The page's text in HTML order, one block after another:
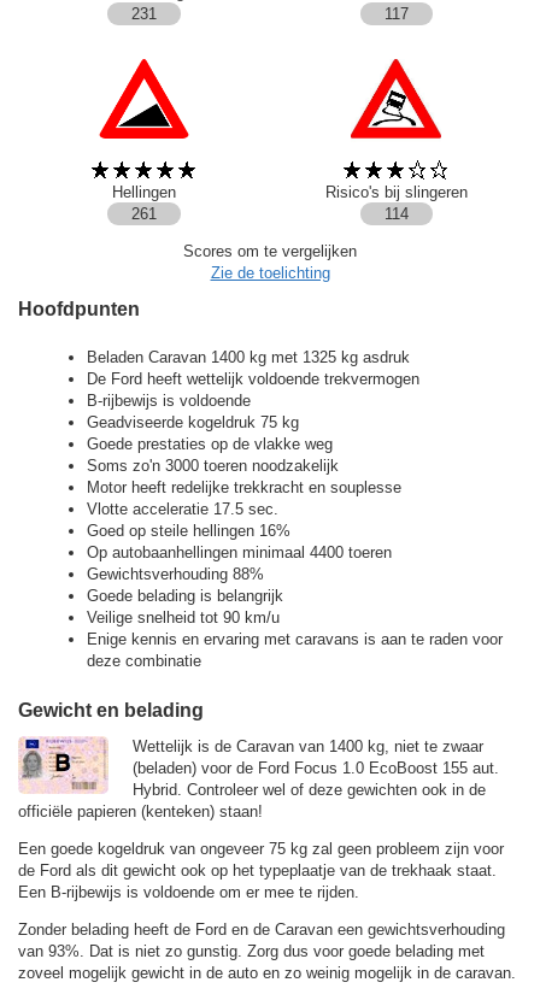
231
117
Hellingen
Risico's bij slingeren
261
114
Scores om te vergelijken
Zie de toelichting
Hoofdpunten
Beladen Caravan 1400 kg met 1325 kg asdruk
De Ford heeft wettelijk voldoende trekvermogen
B-rijbewijs is voldoende
Geadviseerde kogeldruk 75 kg
Goede prestaties op de vlakke weg
Soms zo'n 3000 toeren noodzakelijk
Motor heeft redelijke trekkracht en souplesse
Vlotte acceleratie 17.5 sec.
Goed op steile hellingen 16%
Op autobaanhellingen minimaal 4400 toeren
Gewichtsverhouding 88%
Goede belading is belangrijk
Veilige snelheid tot 90 km/u
Enige kennis en ervaring met caravans is aan te raden voor
deze combinatie
Gewicht en belading
Wettelijk is de Caravan van 1400 kg, niet te zwaar
(beladen) voor de Ford Focus 1.0 EcoBoost 155 aut.
Hybrid. Controleer wel of deze gewichten ook in de
officiële papieren (kenteken) staan!
Een goede kogeldruk van ongeveer 75 kg zal geen probleem zijn voor
de Ford als dit gewicht ook op het typeplaatje van de trekhaak staat.
Een B-rijbewijs is voldoende om er mee te rijden.
Zonder belading heeft de Ford en de Caravan een gewichtsverhouding
van 93%. Dat is niet zo gunstig. Zorg dus voor goede belading met
zoveel mogelijk gewicht in de auto en zo weinig mogelijk in de caravan.